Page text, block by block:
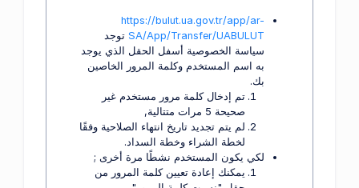
https://bulut.ua.gov.tr/app/ar-
SA/App/Transfer/UABULUT توجد
سياسة الخصوصية أسفل الحقل الذي يوجد
به اسم المستخدم وكلمة المرور الخاصين
بك.
تم إدخال كلمة مرور مستخدم غير
صحيحة 5 مرات متتالية,
لم يتم تجديد تاريخ انتهاء الصلاحية وفقًا
لخطة الشراء وخطة السداد.
لكي يكون المستخدم نشطًا مرة أخرى ;
يمكنك إعادة تعيين كلمة المرور من